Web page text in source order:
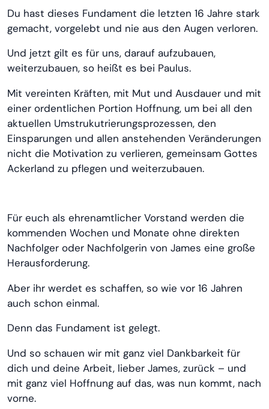
Du hast dieses Fundament die letzten 16 Jahre stark
gemacht, vorgelebt und nie aus den Augen verloren.
Und jetzt gilt es für uns, darauf aufzubauen,
weiterzubauen, so heißt es bei Paulus.
Mit vereinten Kräften, mit Mut und Ausdauer und mit
einer ordentlichen Portion Hoffnung, um bei all den
aktuellen Umstrukutrierungsprozessen, den
Einsparungen und allen anstehenden Veränderungen
nicht die Motivation zu verlieren, gemeinsam Gottes
Ackerland zu pflegen und weiterzubauen.
Für euch als ehrenamtlicher Vorstand werden die
kommenden Wochen und Monate ohne direkten
Nachfolger oder Nachfolgerin von James eine große
Herausforderung.
Aber ihr werdet es schaffen, so wie vor 16 Jahren
auch schon einmal.
Denn das Fundament ist gelegt.
Und so schauen wir mit ganz viel Dankbarkeit für
dich und deine Arbeit, lieber James, zurück – und
mit ganz viel Hoffnung auf das, was nun kommt, nach
vorne.